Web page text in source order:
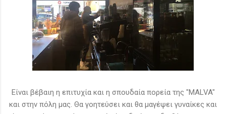
Είναι βέβαιη η επιτυχία και η σπουδαία πορεία της "MALVA"
και στην πόλη μας. Θα γοητεύσει και θα μαγέψει γυναίκες και